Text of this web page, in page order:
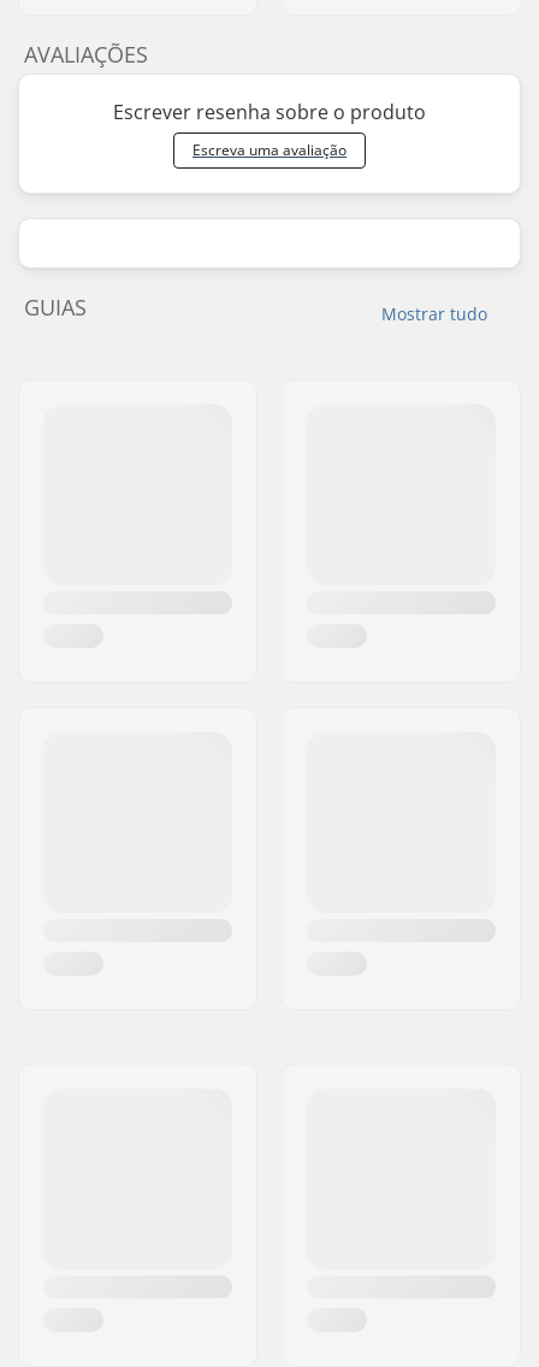
AVALIAÇÕES
Escrever resenha sobre o produto
Escreva uma avaliação
Mostrar tudo
GUIAS